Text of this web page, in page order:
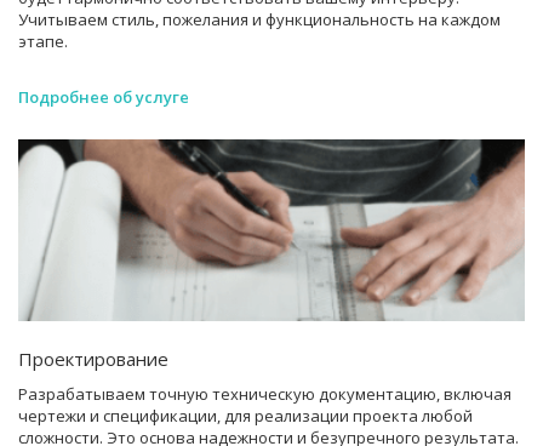
Учитываем стиль, пожелания и функциональность на каждом
этапе.
Подробнее об услуге
Проектирование
Разрабатываем точную техническую документацию, включая
чертежи и спецификации, для реализации проекта любой
сложности. Это основа надежности и безупречного результата.